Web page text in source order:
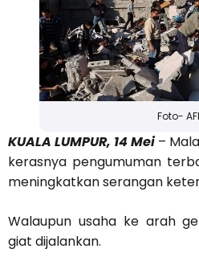
Foto-
KUALA LUMPUR, 14 Mei–
kerasnya pengumuman
meningkatkan serangan
Walaupun usaha ke arah
giat dijalankan.